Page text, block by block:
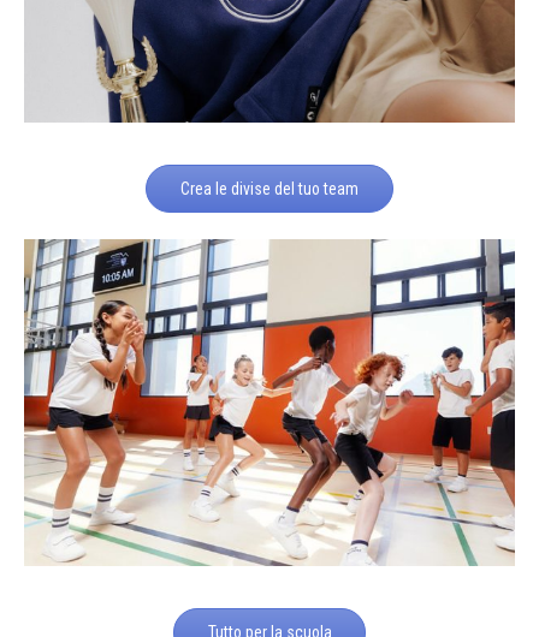
Crea le divise del tuo team
Tutto per la scuola